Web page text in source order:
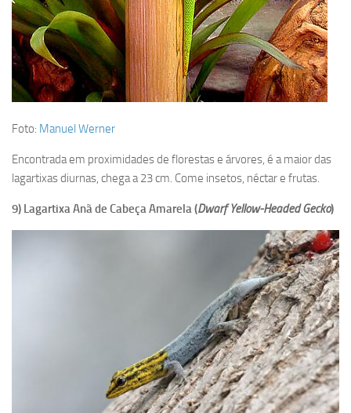
Foto: Manuel Werner
Encontrada em proximidades de florestas e árvores, é a maior das
lagartixas diurnas, chega a 23 cm. Come insetos, néctar e frutas.
9) Lagartixa Anã de Cabeça Amarela (Dwarf Yellow-Headed Gecko)